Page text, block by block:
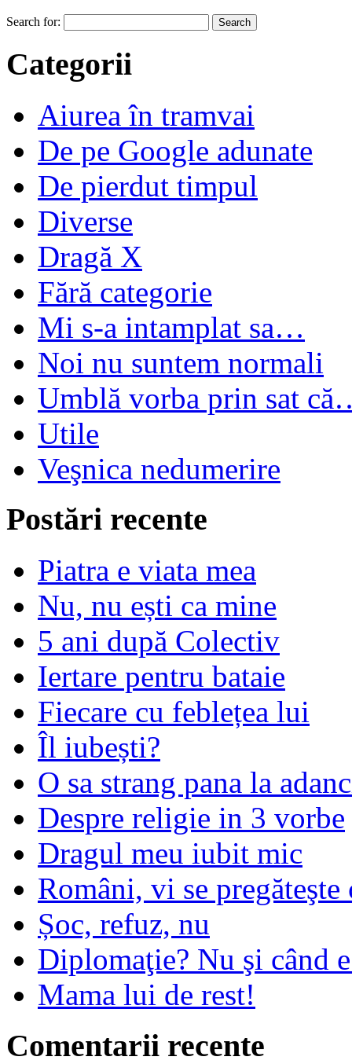
Search for:
Categorii
Aiurea în tramvai
De pe Google adunate
De pierdut timpul
Diverse
Dragă X
Fără categorie
Mi s-a intamplat sa…
Noi nu suntem normali
Umblă vorba prin sat
Utile
Veşnica nedumerire
Postări recente
Piatra e viata mea
Nu, nu ești ca mine
5 ani după Colectiv
Iertare pentru bataie
Fiecare cu feblețea lui
Îl iubești?
O sa strang pana la
Despre religie in 3 vorbe
Dragul meu iubit mic
Români, vi se pregăteşte
Șoc, refuz, nu
Diplomaţie? Nu şi când
Mama lui de rest!
Comentarii recente